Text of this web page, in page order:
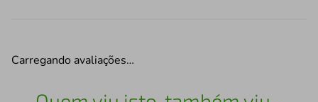
Carregando avaliações…